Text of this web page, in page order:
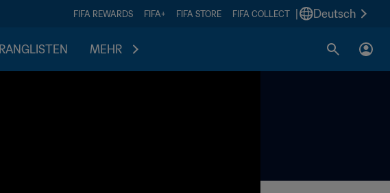
FIFA REWARDS FIFA+ FIFA STORE FIFA COLLECT Deutsch
RANGLISTEN MEHR